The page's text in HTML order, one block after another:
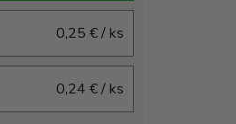
0,25 €/ ks
0,24 €/ ks